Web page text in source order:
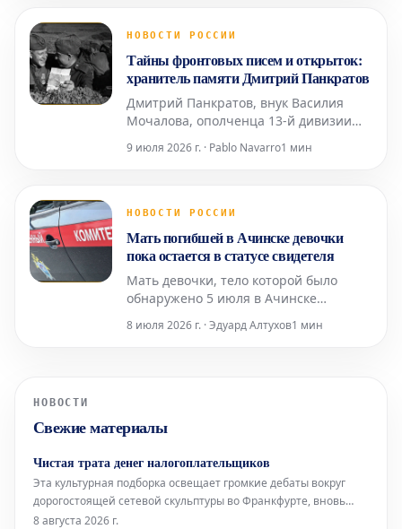
европейские федерации сохраняют
такого шага. Ранее, в 2023 году, УЕФА
уже
НОВОСТИ РОССИИ
Тайны фронтовых писем и открыток:
хранитель памяти Дмитрий Панкратов
Дмитрий Панкратов, внук Василия
Мочалова, ополченца 13-й дивизии
народного ополчения Ростокинского
района Москвы, на протяжении 30 лет
Отечественной войны. В его
около пяти тысяч различных
артефактов: конв
9 июля 2026 г. · Pablo Navarro1 мин
НОВОСТИ РОССИИ
Мать погибшей в Ачинске девочки
пока остается в статусе свидетеля
Мать девочки, тело которой было
обнаружено 5 июля в Ачинске
исчезновения, на данный момент
Следственного комитета России.
8 июля 2026 г. · Эдуард Алтухов1 мин
НОВОСТИ
Свежие материалы
Чистая трата денег налогоплательщиков
Эта культурная подборка освещает громкие дебаты вокруг
дорогостоящей сетевой скульптуры во Франкфурте, вновь
открывшуюся Галерею Аполлона в Лувре, культовое
8 августа 2026 г.